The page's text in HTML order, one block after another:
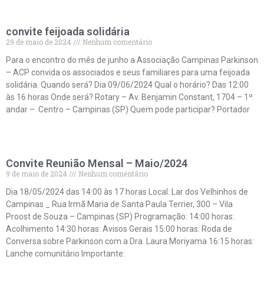
convite feijoada solidária
29 de maio de 2024
Nenhum comentário
Para o encontro do mês de junho a Associação Campinas Parkinson
– ACP convida os associados e seus familiares para uma feijoada
solidária. Quando será? Dia 09/06/2024 Qual o horário? Das 12:00
às 16 horas Onde será? Rotary – Av. Benjamin Constant, 1704 – 1º
andar – Centro – Campinas (SP) Quem pode participar? Portador
Convite Reunião Mensal – Maio/2024
9 de maio de 2024
Nenhum comentário
Dia 18/05/2024 das 14:00 às 17 horas Local: Lar dos Velhinhos de
Campinas _ Rua Irmã Maria de Santa Paula Terrier, 300 – Vila
Proost de Souza – Campinas (SP) Programação: 14:00 horas:
Acolhimento 14:30 horas: Avisos Gerais 15:00 horas: Roda de
Conversa sobre Parkinson com a Dra. Laura Moriyama 16:15 horas:
Lanche comunitário Importante: